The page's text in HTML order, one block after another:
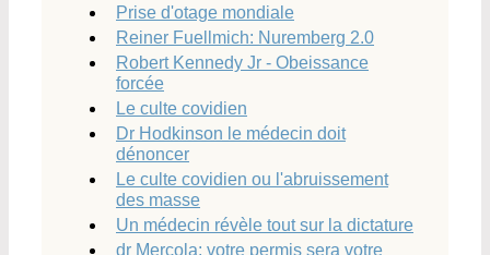
Prise d'otage mondiale
Reiner Fuellmich: Nuremberg 2.0
Robert Kennedy Jr - Obeissance
forcée
Le culte covidien
Dr Hodkinson le médecin doit
dénoncer
Le culte covidien ou l'abruissement
des masse
Un médecin révèle tout sur la dictature
dr Mercola: votre permis sera votre